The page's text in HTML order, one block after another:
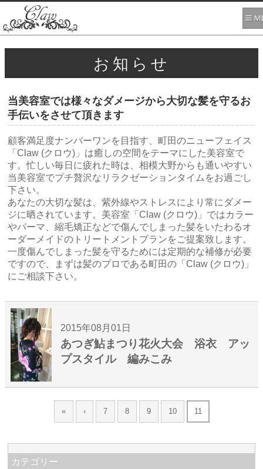
お知らせ
当美容室では様々なダメージから大切な髪を守るお
手伝いをさせて頂きます
顧客満足度ナンバーワンを目指す、町田のニューフェイス
「Claw (クロウ)」は癒しの空間をテーマにした美容室で
す。忙しい毎日に疲れた時は、相模大野からも通いやすい
当美容室でプチ贅沢なリラクゼーションタイムをお過ごし
下さい。
あなたの大切な髪は、紫外線やストレスにより常にダメー
ジに晒されています。美容室「Claw (クロウ)」ではカラー
やパーマ、縮毛矯正などで傷んでしまった髪をいたわるオ
ーダーメイドのトリートメントプランをご提案致します。
一度傷んでしまった髪を守るためには定期的な補修が必要
ですので、まずは髪のプロである町田の「Claw (クロウ)」
にご相談下さい。
2015年08月01日
あつぎ鮎まつり花火大会 浴衣 アッ
プスタイル 編みこみ
« ‹ 7 8 9 10 11
カテゴリー